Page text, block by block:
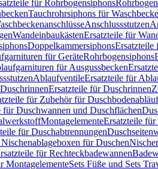
für Rohrbogensiphons
Tauchrohrsiphons für
Anschlussstutzen
WandeinbaukästenErsatzteile für
DoppelkammersiphonsErsatzteile
für GeräteRohrbogensiphons
für Ausgussbecken
AblaufventileErsatzteile für
DuschrinnenErsatzteile für Duschrinnen
für Zubehör für
für Duschwannen und Duschflächen
MontagelementeErsatzteile
für Duschabtrennungen
für Duschen
für Rechteckbadewannen
MontagelementeSets Füße und Sets